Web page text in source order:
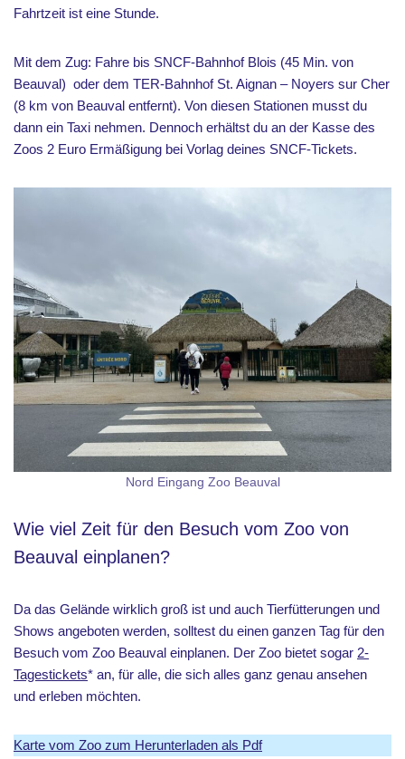
Fahrtzeit ist eine Stunde.
Mit dem Zug: Fahre bis SNCF-Bahnhof Blois (45 Min. von
Beauval) oder dem TER-Bahnhof St. Aignan – Noyers sur Cher
(8 km von Beauval entfernt). Von diesen Stationen musst du
dann ein Taxi nehmen. Dennoch erhältst du an der Kasse des
Zoos 2 Euro Ermäßigung bei Vorlag deines SNCF-Tickets.
Nord Eingang Zoo Beauval
Wie viel Zeit für den Besuch vom Zoo von
Beauval einplanen?
Da das Gelände wirklich groß ist und auch Tierfütterungen und
Shows angeboten werden, solltest du einen ganzen Tag für den
Besuch vom Zoo Beauval einplanen. Der Zoo bietet sogar 2-
Tagestickets* an, für alle, die sich alles ganz genau ansehen
und erleben möchten.
Karte vom Zoo zum Herunterladen als Pdf